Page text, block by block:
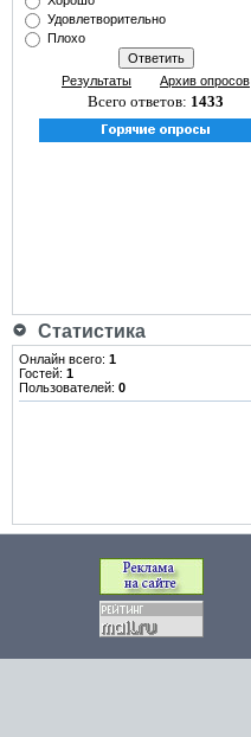
Удовлетворительно
Плохо
Результаты Архив опросов
Всего ответов: 1433
Статистика
Онлайн всего: 1
Гостей: 1
Пользователей: 0